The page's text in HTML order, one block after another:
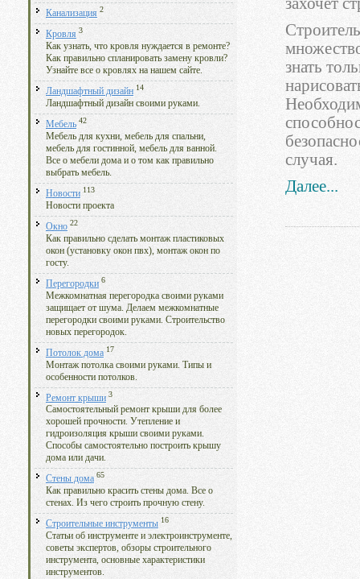
Канализация 2
Кровля 3
Как узнать, что кровля нуждается в ремонте?
Как правильно спланировать замену кровли?
Узнайте все о кровлях на нашем сайте.
Ландшафтный дизайн 14
Ландшафтный дизайн своими руками.
Мебель 42
Мебель для кухни, мебель для спальни,
мебель для гостинной, мебель для ванной.
Все о мебели дома и о том как правильно
выбрать мебель.
Новости 113
Новости проекта
Окно 22
Как правильно сделать монтаж пластиковых
окон (установку окон пвх), монтаж окон по
госту.
Перегородки 6
Межкомнатная перегородка своими руками
защищает от шума. Делаем межкомнатные
перегородки своими руками. Строительство
новых перегородок.
Потолок дома 17
Монтаж потолка своими руками. Типы и
особенности потолков.
Ремонт крыши 3
Самостоятельный ремонт крыши для более
хорошей прочности. Утепление и
гидроизоляция крыши своими руками.
Способы самостоятельно построить крышу
дома или дачи.
Стены дома 65
Как правильно красить стены дома. Все о
стенах. Из чего строить прочную стену.
Строительные инструменты 16
Статьи об инструменте и электроинструменте,
советы экспертов, обзоры строительного
инструмента, основные характеристики
инструментов.
знать
случая.
Далее...